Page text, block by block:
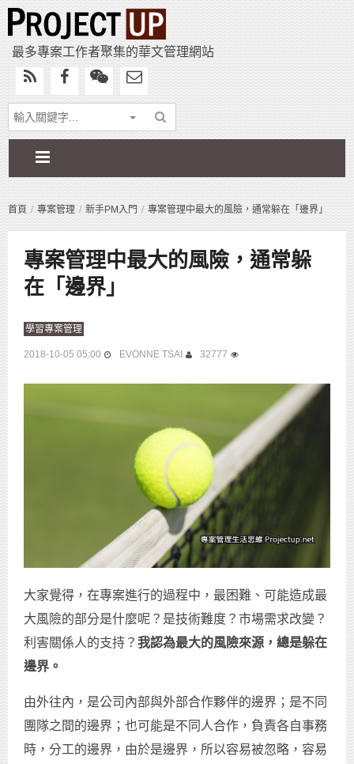
最多專案工作者聚集的華文管理網站
首頁 專案管理 新手PM入門 專案管理中最大的風險，通常躲在「邊界」
專案管理中最大的風險，通常躲
在「邊界」
學習專案管理
2018-10-05 05:00 EVONNE TSAI 32777
大家覺得，在專案進行的過程中，最困難、可能造成最
大風險的部分是什麼呢？是技術難度？市場需求改變？
利害關係人的支持？ 我認為最大的風險來源，總是躲在
邊界。
由外往內，是公司內部與外部合作夥伴的邊界；是不同
團隊之間的邊界；也可能是不同人合作，負責各自事務
時，分工的邊界，由於是邊界，所以容易被忽略，容易